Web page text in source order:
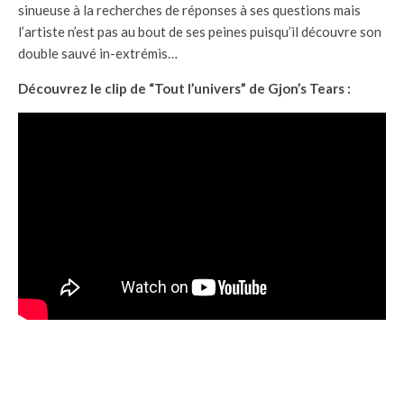
sinueuse à la recherches de réponses à ses questions mais
l’artiste n’est pas au bout de ses peines puisqu’il découvre son
double sauvé in-extrémis…
Découvrez le clip de “Tout l’univers” de Gjon’s Tears :